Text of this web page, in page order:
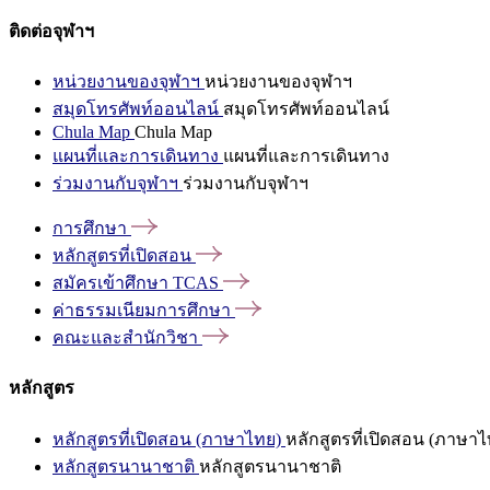
ติดต่อจุฬาฯ
หน่วยงานของจุฬาฯ หน่วยงานของจุฬาฯ
สมุดโทรศัพท์ออนไลน์ สมุดโทรศัพท์ออนไลน์
Chula Map Chula Map
แผนที่และการเดินทาง แผนที่และการเดินทาง
ร่วมงานกับจุฬาฯ ร่วมงานกับจุฬาฯ
การศึกษา
หลักสูตรที่เปิดสอน
สมัครเข้าศึกษา TCAS
ค่าธรรมเนียมการศึกษา
คณะและสำนักวิชา
หลักสูตร
หลักสูตรที่เปิดสอน (ภาษาไทย) หลักสูตรที่เปิดสอน (ภาษาไ
หลักสูตรนานาชาติ หลักสูตรนานาชาติ